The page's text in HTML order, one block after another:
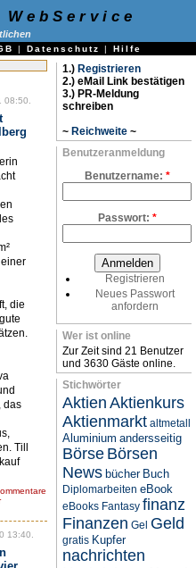
| Datenschutz | Hilfe
08:50.
die
das
Till
13:40.
1.) Registrieren
2.) eMail Link bestätigen
3.) PR-Meldung
schreiben
~ Reichweite ~
Benutzeranmeldung
Benutzername: *
Passwort: *
Registrieren
Neues Passwort
anfordern
Wer ist online
Zur Zeit sind 21 Benutzer
und 3630 Gäste online.
Stichwörter
Aktien Aktienkurs
Aktienmarkt altmetall
Aluminium andersseitig
Börse Börsen
News bücher Buch
Diplomarbeiten eBook
eBooks Fantasy finanz
Finanzen Gel Geld
gratis Kupfer
nachrichten